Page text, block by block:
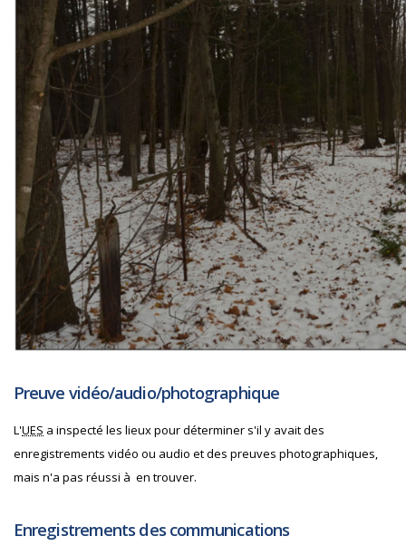
Preuve vidéo/audio/photographique
L'UES a inspecté les lieux pour déterminer s'il y avait des
enregistrements vidéo ou audio et des preuves photographiques,
mais n'a pas réussi à en trouver.
Enregistrements des communications